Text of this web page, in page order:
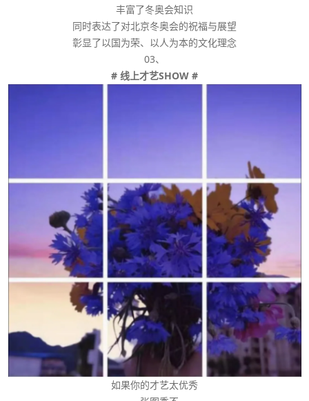
丰富了冬奥会知识
同时表达了对北京冬奥会的祝福与展望
彰显了以国为荣、以人为本的文化理念
03、
# 线上才艺SHOW #
如果你的才艺太优秀